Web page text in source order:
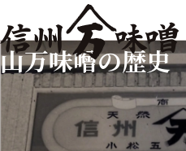
山万味噌の歴史